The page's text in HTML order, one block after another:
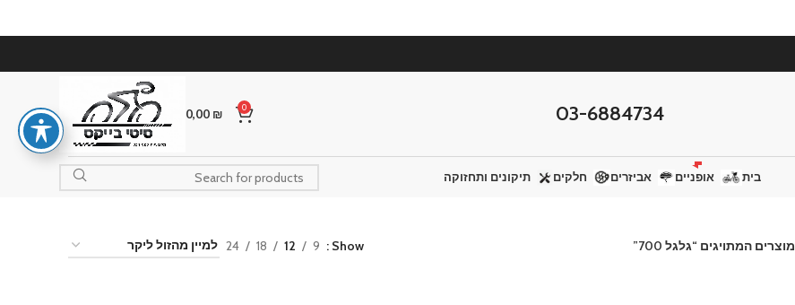
03-6884734
0
0,00 ₪
בית אופניים אביזרים חלקים תיקונים ותחזוקה
מוצרים המתויגים “גלגל 700” Show
9
12
18
24